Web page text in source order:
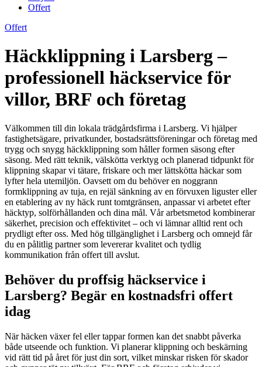
Offert
Offert
Häckklippning i Larsberg –
professionell häckservice för
villor, BRF och företag
Välkommen till din lokala trädgårdsfirma i Larsberg. Vi hjälper
fastighetsägare, privatkunder, bostadsrättsföreningar och företag med
trygg och snygg häckklippning som håller formen säsong efter
säsong. Med rätt teknik, välskötta verktyg och planerad tidpunkt för
klippning skapar vi tätare, friskare och mer lättskötta häckar som
lyfter hela utemiljön. Oavsett om du behöver en noggrann
formklippning av tuja, en rejäl sänkning av en förvuxen liguster eller
en etablering av ny häck runt tomtgränsen, anpassar vi arbetet efter
häcktyp, solförhållanden och dina mål. Vår arbetsmetod kombinerar
säkerhet, precision och effektivitet – och vi lämnar alltid rent och
prydligt efter oss. Med hög tillgänglighet i Larsberg och omnejd får
du en pålitlig partner som levererar kvalitet och tydlig
kommunikation från offert till avslut.
Behöver du proffsig häckservice i
Larsberg? Begär en kostnadsfri offert
idag
När häcken växer fel eller tappar formen kan det snabbt påverka
både utseende och funktion. Vi planerar klippning och beskärning
vid rätt tid på året för just din sort, vilket minskar risken för skador